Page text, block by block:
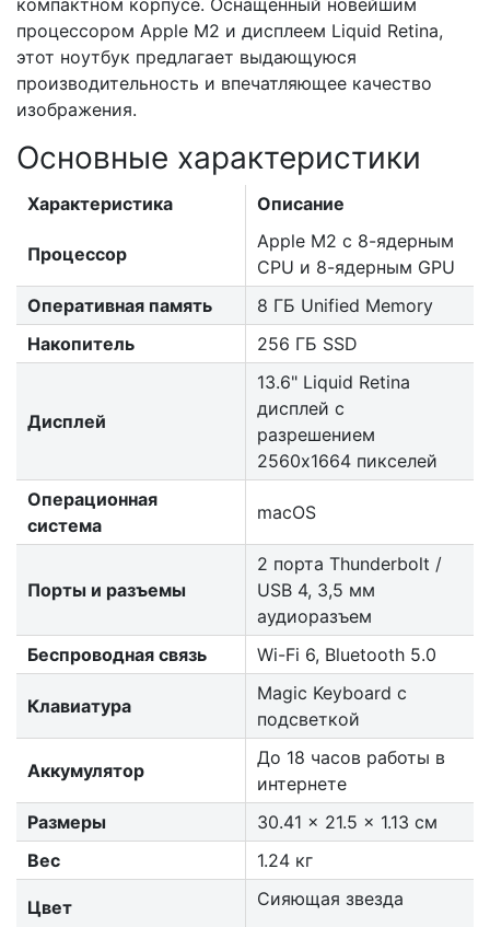
компактном корпусе. Оснащенный новейшим
процессором Apple M2 и дисплеем Liquid Retina,
этот ноутбук предлагает выдающуюся
производительность и впечатляющее качество
изображения.
Основные характеристики
Характеристика Описание
Процессор
Apple M2 с 8-ядерным
CPU и 8-ядерным GPU
Оперативная память
8 ГБ Unified Memory
Накопитель
256 ГБ SSD
Дисплей
13.6" Liquid Retina
дисплей с
разрешением
2560x1664 пикселей
Операционная
система
macOS
Порты и разъемы
2 порта Thunderbolt /
USB 4, 3,5 мм
аудиоразъем
Беспроводная связь
Wi-Fi 6, Bluetooth 5.0
Клавиатура
Magic Keyboard с
подсветкой
Аккумулятор
До 18 часов работы в
интернете
Размеры
30.41 x 21.5 x 1.13 см
Вес
1.24 кг
Цвет Сияющая звезда